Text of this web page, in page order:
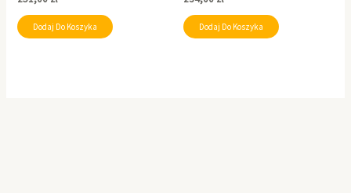
Dodaj Do Koszyka Dodaj Do Koszyka